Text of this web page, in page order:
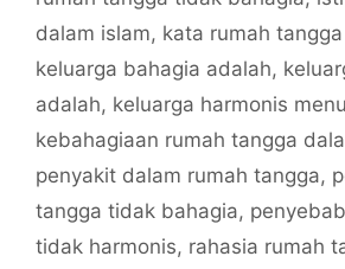
dalam islam, kata rumah
keluarga bahagia adalah,
adalah, keluarga harmonis
kebahagiaan rumah tangga
penyakit dalam rumah tangga,
tangga tidak bahagia,
tidak harmonis, rahasia rumah